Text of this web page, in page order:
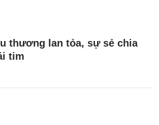
thương lan tỏa, sự sẻ chia
tim